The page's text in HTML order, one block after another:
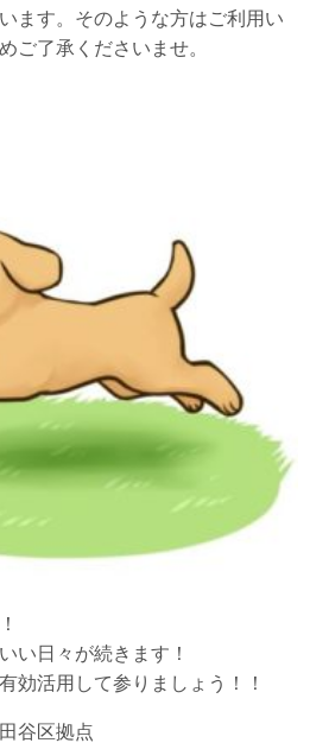
ます。そのような方はご利用い
ご了承くださいませ。
い日々が続きます！
効活用して参りましょう！！
谷区拠点